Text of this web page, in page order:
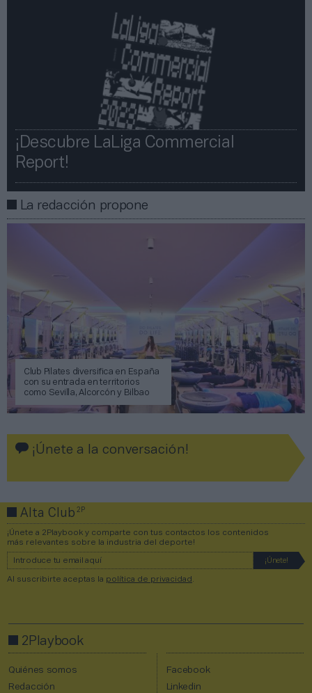
¡Descubre LaLiga Commercial
Report!​​
La redacción propone
Club Pilates diversifica en España
con su entrada en territorios
como Sevilla, Alcorcón y Bilbao
¡Únete a la conversación!
Alta Club2P
¡Únete a 2Playbook y comparte con tus contactos los contenidos
más relevantes sobre la industria del deporte!
Al suscribirte aceptas la política de privacidad
2Playbook
Quiénes somos
Redacción
Facebook
Linkedin